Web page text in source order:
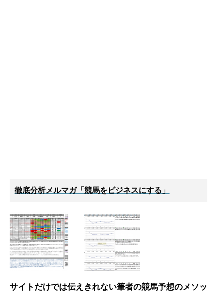
徹底分析メルマガ「競馬をビジネスにする」
サイトだけでは伝えきれない筆者の競馬予想のメソッ